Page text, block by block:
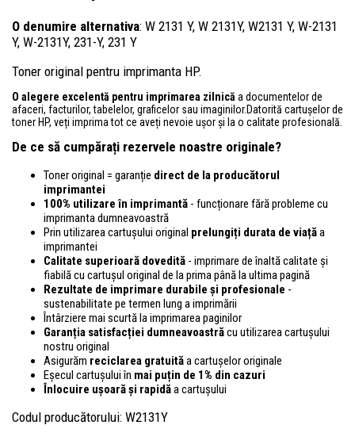
O denumire alternativa: W 2131 Y, W 2131Y, W2131 Y, W-2131
Y, W-2131Y, 231-Y, 231 Y
Toner original pentru imprimanta HP.
O alegere excelentă pentru imprimarea zilnică a documentelor de
afaceri, facturilor, tabelelor, graficelor sau imaginilor.Datorită cartușelor de
toner HP, veți imprima tot ce aveți nevoie ușor și la o calitate profesională.
De ce să cumpărați rezervele noastre originale?
Toner original = garanție direct de la producătorul
imprimantei
100% utilizare în imprimantă - funcționare fără probleme cu
imprimanta dumneavoastră
Prin utilizarea cartușului original prelungiți durata de viațăa
imprimantei
Calitate superioară dovedită - imprimare de înaltă calitate și
fiabilă cu cartușul original de la prima până la ultima pagină
Rezultate de imprimare durabile și profesionale -
sustenabilitate pe termen lung a imprimării
Întârziere mai scurtă la imprimarea paginilor
Garanția satisfacției dumneavoastrăcu utilizarea cartușului
nostru original
Asigurăm reciclarea gratuităa cartușelor originale
Eșecul cartușului în mai puțin de 1% din cazuri
Înlocuire ușoară și rapidăa cartușului
Codul producătorului: W2131Y